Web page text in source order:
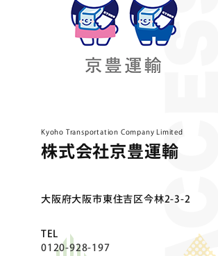
Kyoho Transportation Company Limited
株式会社京豊運輸
⼤阪府⼤阪市東住吉区今林2-3-2
TEL
0120-928-197